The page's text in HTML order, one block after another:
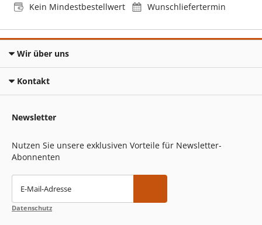
Kein Mindestbestellwert
Wunschliefertermin
Wir über uns
Kontakt
Newsletter
Nutzen Sie unsere exklusiven Vorteile für Newsletter-
Abonnenten
E-Mail-Adresse
Datenschutz